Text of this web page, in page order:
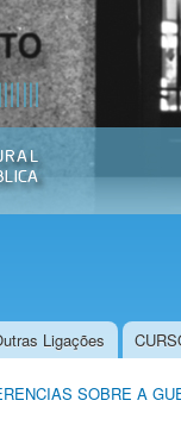
Ligações
SOBRE A